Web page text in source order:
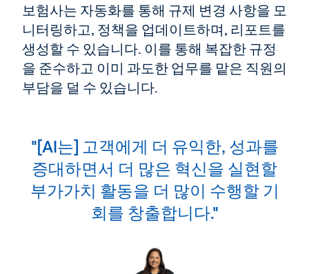
보험사는 자동화를 통해 규제 변경 사항을 모
니터링하고, 정책을 업데이트하며, 리포트를
생성할 수 있습니다. 이를 통해 복잡한 규정
을 준수하고 이미 과도한 업무를 맡은 직원의
부담을 덜 수 있습니다.
"[AI는] 고객에게 더 유익한, 성과를
증대하면서 더 많은 혁신을 실현할
부가가치 활동을 더 많이 수행할 기
회를 창출합니다."